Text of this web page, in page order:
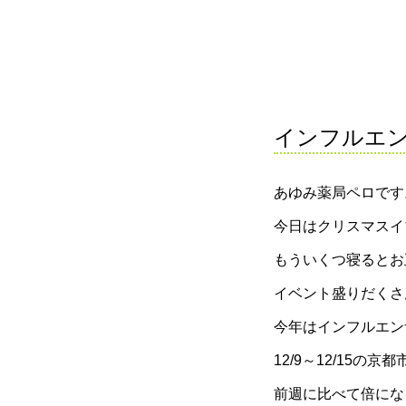
インフルエ
あゆみ薬局ペロで
今日はクリスマス
もういくつ寝ると
イベント盛りだく
今年はインフルエ
12/9～12/15の京都
前週に比べて倍に